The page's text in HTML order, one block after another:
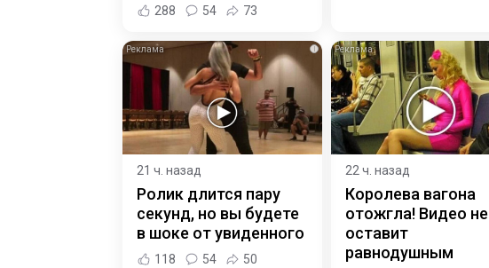
288 54 73
i
21 ч. назад
Ролик длится пару
секунд, но вы будете
в шоке от увиденного
118 54 50
22 ч. назад
Королева вагона
отожгла! Видео не
оставит
равнодушным